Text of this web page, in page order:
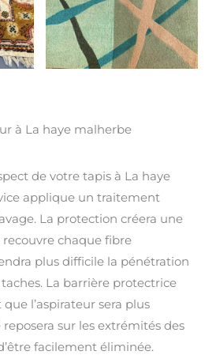
à La haye malherbe
de votre tapis à La haye
applique un traitement
La protection créera une
chaque fibre
plus difficile la pénétration
La barrière protectrice
l’aspirateur sera plus
sur les extrémités des
facilement éliminée.